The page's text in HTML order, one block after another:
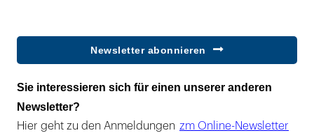
Newsletter abonnieren
Sie interessieren sich für einen unserer anderen
Newsletter?
Hier geht zu den Anmeldungen zm Online-Newsletter